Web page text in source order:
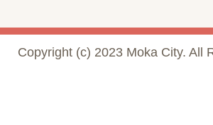
Copyright (c) 2023 Moka City. All